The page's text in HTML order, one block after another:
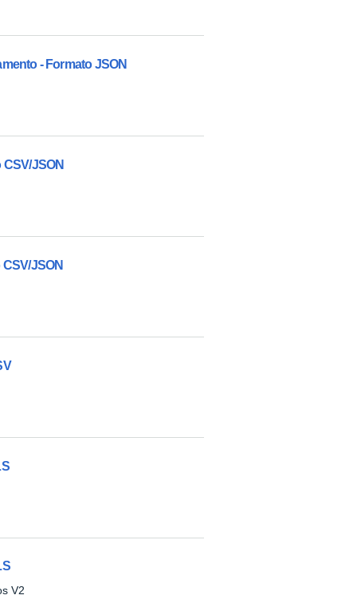
- Formato JSON
JSON
JSON
V2